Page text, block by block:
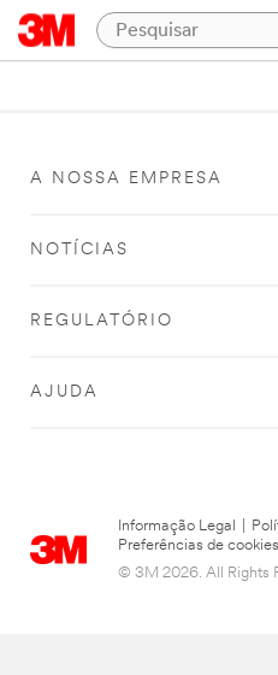
A NOSSA EMPRESA
NOTÍCIAS
REGULATÓRIO
AJUDA
Informação Legal
Preferências de cookies
© 3M 2026. All Rights